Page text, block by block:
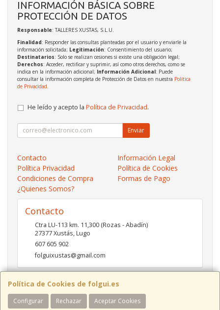
Política de Cookies de folgui.es
Configurar Rechazar Aceptar Cookies
INFORMACIÓN BÁSICA SOBRE
PROTECCIÓN DE DATOS
Responsable: TALLERES XUSTAS, S.L.U.
Finalidad: Responder las consultas planteadas por el usuario y enviarle la
información solicitada; Legitimación: Consentimiento del usuario;
Destinatarios: Solo se realizan cesiones si existe una obligación legal;
Derechos: Acceder, rectificar y suprimir, así como otros derechos, como se
indica en la información adicional; Información Adicional: Puede
consultar la información completa de Protección de Datos en nuestra Política
de Privacidad
He leído y acepto la Política de Privacidad.
Enviar
Contacto
Información Legal
Política Privacidad
Política de Cookies
Condiciones de Compra
Formas de Pago
¿Quienes Somos?
Contacto
Ctra LU-113 km. 11,300 (Rozas - Abadín)
27377Xustás,Lugo
607 605 902
folguixustas@gmail.com
Horario
Lunes a viernes de 10:00 a 14:00 y de 16:00 a 20:00.